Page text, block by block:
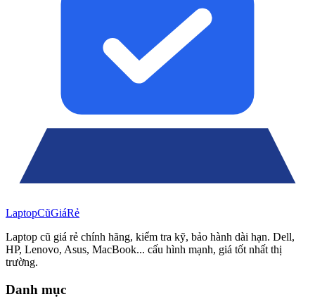
LaptopCũGiáRẻ
Laptop cũ giá rẻ chính hãng, kiểm tra kỹ, bảo hành dài hạn. Dell,
HP, Lenovo, Asus, MacBook... cấu hình mạnh, giá tốt nhất thị
trường.
Danh mục